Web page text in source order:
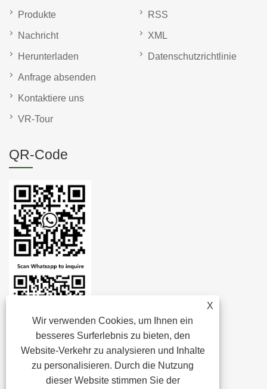
X
Wir verwenden Cookies, um Ihnen ein
besseres Surferlebnis zu bieten, den
Website-Verkehr zu analysieren und Inhalte
zu personalisieren. Durch die Nutzung
dieser Website stimmen Sie der
Produkte
Nachricht
Herunterladen
Anfrage absenden
Kontaktiere uns
VR-Tour
RSS
XML
Datenschutzrichtlinie
QR-Code